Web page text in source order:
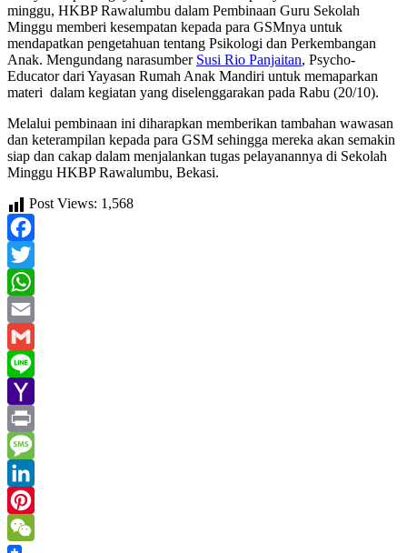
minggu, HKBP Rawalumbu dalam Pembinaan Guru Sekolah
Minggu memberi kesempatan kepada para GSMnya untuk
mendapatkan pengetahuan tentang Psikologi dan Perkembangan
Anak. Mengundang narasumber Susi Rio Panjaitan, Psycho-
Educator dari Yayasan Rumah Anak Mandiri untuk memaparkan
materi dalam kegiatan yang diselenggarakan pada Rabu (20/10).
Melalui pembinaan ini diharapkan memberikan tambahan wawasan
dan keterampilan kepada para GSM sehingga mereka akan semakin
siap dan cakap dalam menjalankan tugas pelayanannya di Sekolah
Minggu HKBP Rawalumbu, Bekasi.
Post Views: 1,568
Facebook
Twitter
WhatsApp
Email
Gmail
Line
Yahoo
Mail
Print
Message
LinkedIn
Pinterest